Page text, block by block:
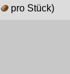
pro Stück)